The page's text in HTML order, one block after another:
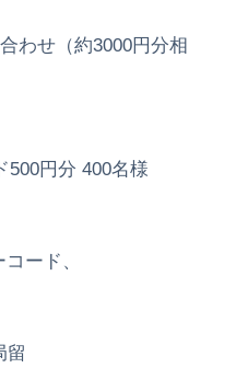
わせ（約3000円分相
500円分 400名様
ード、
留